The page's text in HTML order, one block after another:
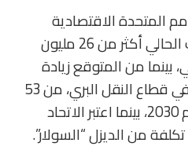
المتحدة الاقتصادية
لأوروبا أنه يوجد في الوقت الحالي أكثر من 26 مليون
بينما من المتوقع زيادة
الطلب على الغاز الطبيعي في قطاع النقل البري، من 53
إلى 80 مليار متر مكعب عام 2030، بينما اعتبر الاتحاد
من الديزل “السولار”.